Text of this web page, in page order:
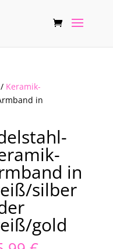
Keramik-
in
in
silber
gold